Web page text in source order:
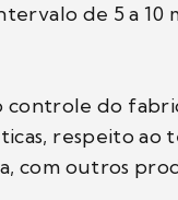
de 5 a 10
do
respeito ao
com outros